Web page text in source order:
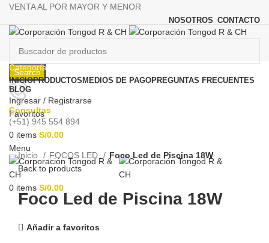
VENTA AL POR MAYOR Y MENOR
NOSOTROS CONTACTO
Search
Consultas
(+51) 945 554 894
0 items S/0.00
Menu
0 items S/0.00
Categorías
INICIOPRODUCTOS MEDIOS DE PAGOPREGUNTAS FRECUENTES
BLOG
Ingresar / Registrarse
Favoritos
Inicio
FOCOS LED
Foco Led de Piscina 18W
Back to products
Foco Led de Piscina 18W
Añadir a favoritos